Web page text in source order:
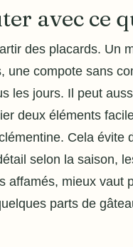
avec ce
des placards. Un
une compote sans
les jours. Il peut
deux éléments
Cela
selon la saison,
affamés, mieux
parts de